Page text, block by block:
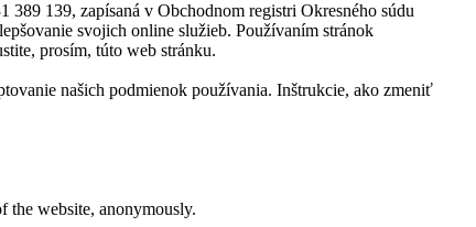
139, zapísaná v Obchodnom registri Okresného súdu
svojich online služieb. Používaním stránok
prosím, túto web stránku.
našich podmienok používania. Inštrukcie, ako zmeniť
the website, anonymously.